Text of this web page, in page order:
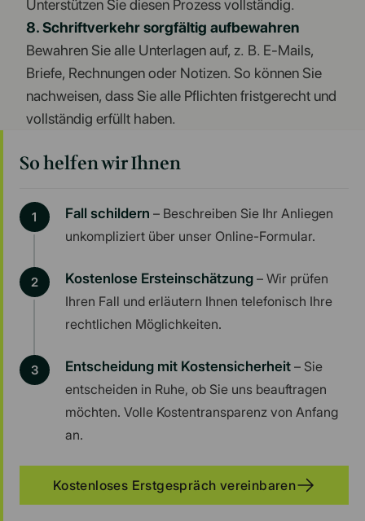
Unterstützen Sie diesen Prozess vollständig.
8. Schriftverkehr sorgfältig aufbewahren
Bewahren Sie alle Unterlagen auf, z. B. E-Mails,
Briefe, Rechnungen oder Notizen. So können Sie
nachweisen, dass Sie alle Pflichten fristgerecht und
vollständig erfüllt haben.
So helfen wir Ihnen
Fall schildern – Beschreiben Sie Ihr Anliegen
unkompliziert über unser Online-Formular.
Kostenlose Ersteinschätzung – Wir prüfen
Ihren Fall und erläutern Ihnen telefonisch Ihre
rechtlichen Möglichkeiten.
Entscheidung mit Kostensicherheit – Sie
entscheiden in Ruhe, ob Sie uns beauftragen
möchten. Volle Kostentransparenz von Anfang
an.
Kostenloses Erstgespräch vereinbaren